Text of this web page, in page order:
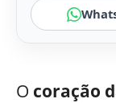
O coração